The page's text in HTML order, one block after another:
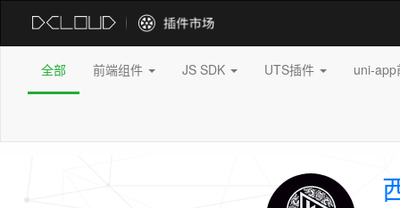
全部 前端组件 JS SDK UTS插件 uni-